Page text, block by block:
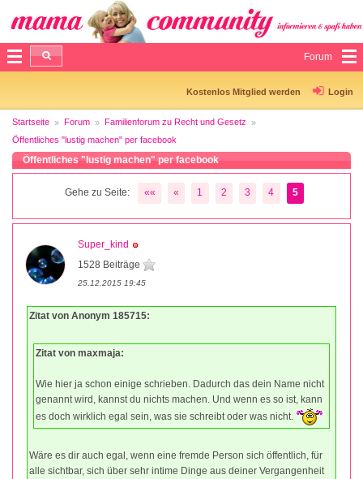
Forum
Kostenlos Mitglied werden Login
Startseite Forum
Familienforum zu Recht und Gesetz
Öffentliches "lustig machen" per facebook
Öffentliches "lustig machen" per facebook
Gehe zu Seite: «« « 1 2 3 4 5
Super_kind
1528 Beiträge
25.12.2015 19:45
Zitat von Anonym 185715:
Zitat von maxmaja:
Wie hier ja schon einige schrieben. Dadurch das dein Name nicht
genannt wird, kannst du nichts machen. Und wenn es so ist, kann
es doch wirklich egal sein, was sie schreibt oder was nicht.
Wäre es dir auch egal, wenn eine fremde Person sich öffentlich, für
alle sichtbar, sich über sehr intime Dinge aus deiner Vergangenheit